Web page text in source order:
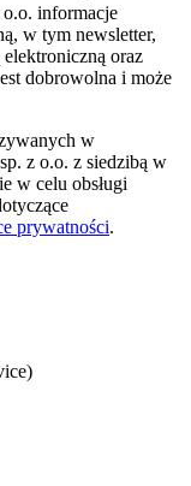
informacje
w tym newsletter,
oraz
dobrowolna i może
w
z o.o. z siedzibą w
w celu obsługi
prywatności.